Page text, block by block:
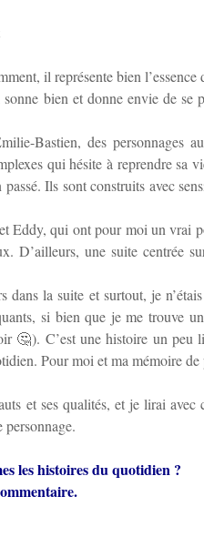
il représente bien l’essence
bien et donne envie de se
Bastien, des personnages
qui hésite à reprendre sa
Ils sont construits avec
Eddy, qui ont pour moi un vrai
D’ailleurs, une suite centrée
la suite et surtout, je
si bien que je me trouve
🤔). C’est une histoire un peu
Pour moi et ma mémoire de
et ses qualités, et je lirai avec
les histoires du quotidien ?